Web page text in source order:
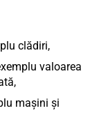
clădiri,
valoarea
mașini și